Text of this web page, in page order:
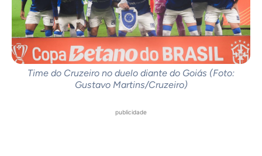
Time do Cruzeiro no duelo diante do Goiás (Foto:
Gustavo Martins/Cruzeiro)
publicidade